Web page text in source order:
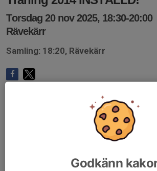
Torsdag 20 nov 2025, 18:30-20:00
Rävekärr
Samling: 18:20, Rävekärr
Godkänn